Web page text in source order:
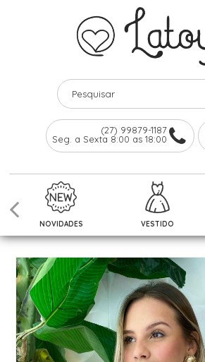
(27) 99879-1187
Seg. a Sexta 8:00 as 18:00
NOVIDADES VESTIDO